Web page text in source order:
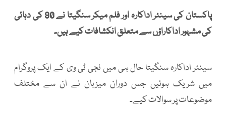
پاکستان کی سینئر اداکارہ اور فلم میکر سنگیتا نے 90 کی دہائی
کی مشہور اداکاراؤں سے متعلق انکشافات کیے ہیں۔
سینئر اداکارہ سنگیتا حال ہی میں نجی ٹی وی کے ایک پروگرام
میں شریک ہوئیں جس دوران میزبان نے ان سے مختلف
موضوعات پر سوالات کیے۔